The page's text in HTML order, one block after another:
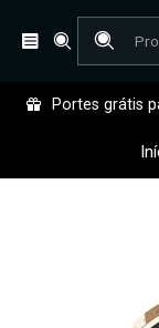
Portes grátis